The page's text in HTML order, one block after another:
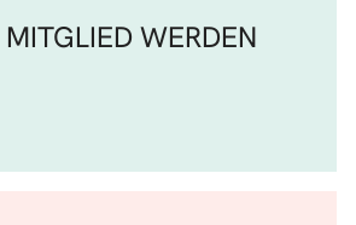
WERDEN